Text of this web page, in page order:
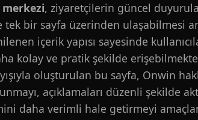
merkezi, ziyaretçilerin güncel
bir sayfa üzerinden ulaşabilmesi
içerik yapısı sayesinde
kolay ve pratik şekilde
oluşturulan bu sayfa, Onwin
açıklamaları düzenli şekilde
daha verimli hale getirmeyi